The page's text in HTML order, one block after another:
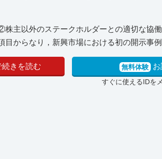
主以外のステークホルダーとの適切な協
からなり，新興市場における初の開示事
きを読む 無料体験 お
すぐに使えるIDを